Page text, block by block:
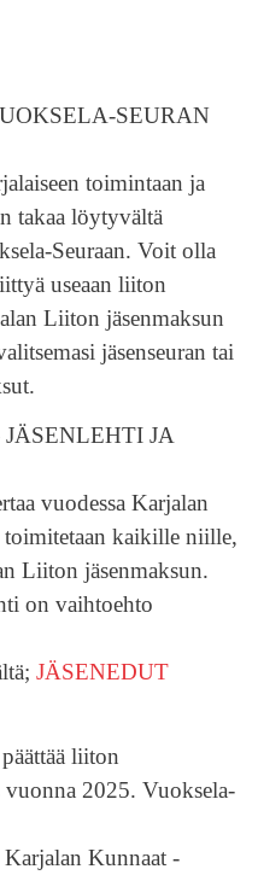
SEURAN
toimintaan ja
takaa löytyvältä
Seuraan. Voit olla
useaan liiton
Liiton jäsenmaksun
jäsenseuran tai
JA
vuodessa Karjalan
kaikille niille,
Liiton jäsenmaksun.
on vaihtoehto
JÄSENEDUT
liiton
2025. Vuoksela-
Karjalan Kunnaat -